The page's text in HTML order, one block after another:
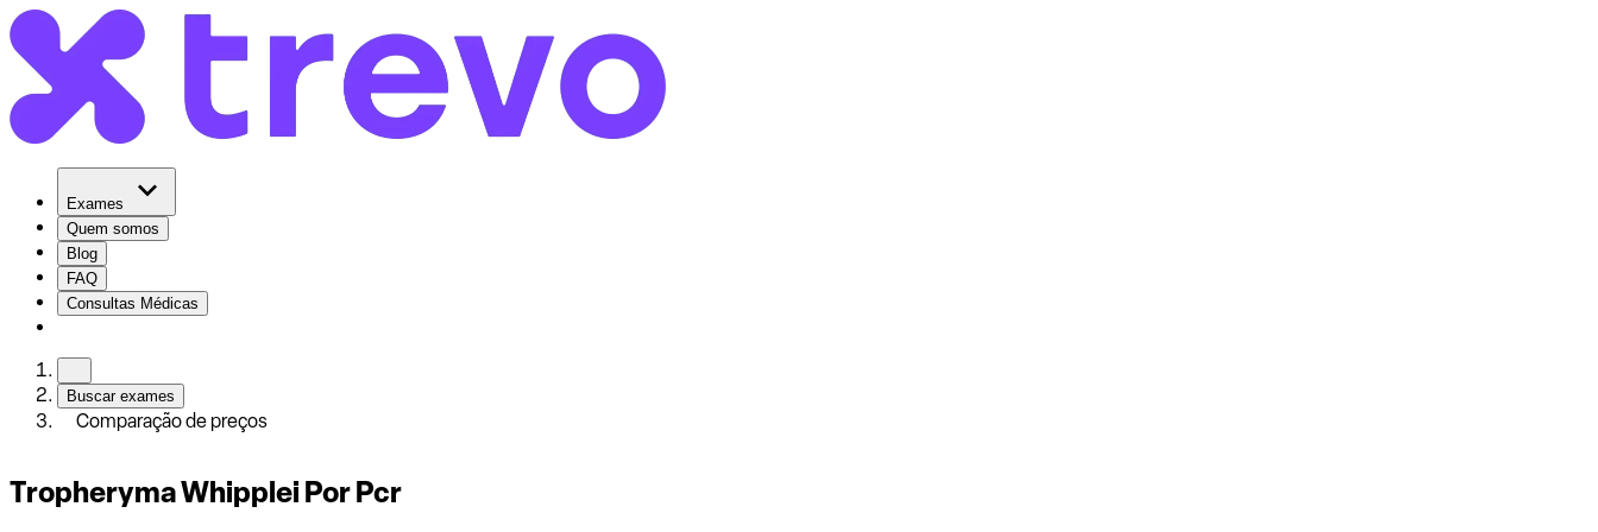
Exames
Quem somos
Blog
FAQ
Consultas Médicas
Buscar exames
Comparação de preços
Tropheryma Whipplei Por Pcr